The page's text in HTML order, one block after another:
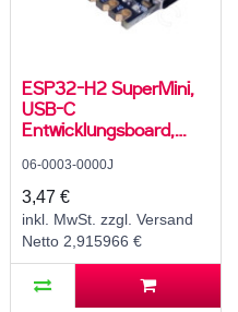
ESP32-H2 SuperMini,
USB-C
Entwicklungsboard,
RISC-V Single-Core, 96
MHz, 4 MB Flash, 320
KB SRAM, 128 KB ROM,
3,3 V, Bluetooth 5.3 LE
06-0003-0000J
3,47 €
inkl. MwSt. zzgl. Versand
Netto 2,915966 €